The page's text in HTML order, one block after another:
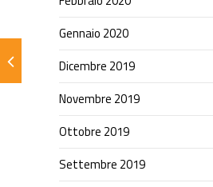
Gennaio 2020
Dicembre 2019
Novembre 2019
Ottobre 2019
Settembre 2019